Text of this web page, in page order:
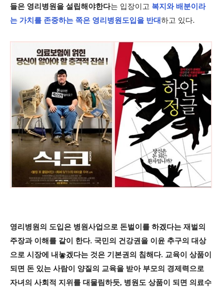
들은 영리병원을 설립해야한다는 입장이고 복지와 배분이라
는 가치를 존중하는 쪽은 영리병원도입을 반대하고 있다.
영리병원의 도입은 병원사업으로 돈벌이를 하겠다는 재벌의
주장과 이해를 같이 한다. 국민의 건강권을 이윤 추구의 대상
으로 시장에 내놓겠다는 것은 기본권의 침해다. 교육이 상품이
되면 돈 있는 사람이 양질의 교육을 받아 부모의 경제력으로
자녀의 사회적 지위를 대물림하듯, 병원도 상품이 되면 의료수